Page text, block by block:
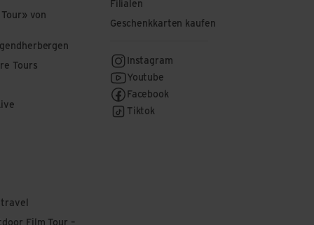
von
Tours
Film Tour –
Filialen
Geschenkkarten kaufen
Instagram
Youtube
Facebook
Tiktok